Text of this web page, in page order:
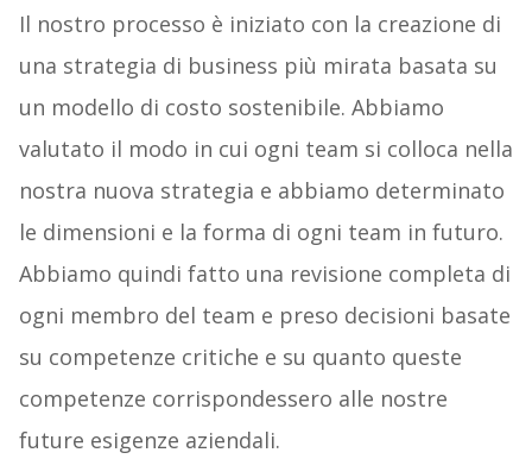
Il nostro processo è iniziato con la creazione di
una strategia di business più mirata basata su
un modello di costo sostenibile. Abbiamo
valutato il modo in cui ogni team si colloca nella
nostra nuova strategia e abbiamo determinato
le dimensioni e la forma di ogni team in futuro.
Abbiamo quindi fatto una revisione completa di
ogni membro del team e preso decisioni basate
su competenze critiche e su quanto queste
competenze corrispondessero alle nostre
future esigenze aziendali.